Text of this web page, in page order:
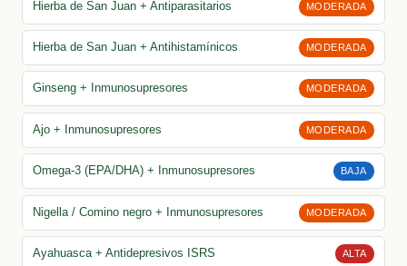
Hierba de San Juan + Antiparasitarios MODERADA
Hierba de San Juan + Antihistamínicos MODERADA
Ginseng + Inmunosupresores MODERADA
Ajo + Inmunosupresores MODERADA
Omega-3 (EPA/DHA) + Inmunosupresores BAJA
Nigella / Comino negro + Inmunosupresores MODERADA
Ayahuasca + Antidepresivos ISRS ALTA